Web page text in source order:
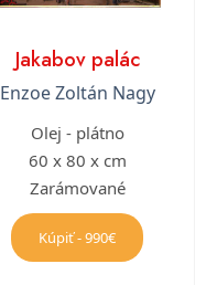
Jakabov palác
Enzoe Zoltán Nagy
Olej - plátno
60 x 80 x cm
Zarámované
Kúpiť - 990€